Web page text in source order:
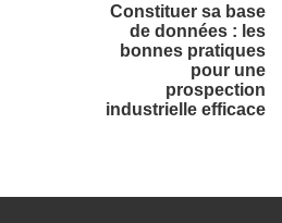
Constituer sa base
de données : les
bonnes pratiques
pour une
prospection
industrielle efficace